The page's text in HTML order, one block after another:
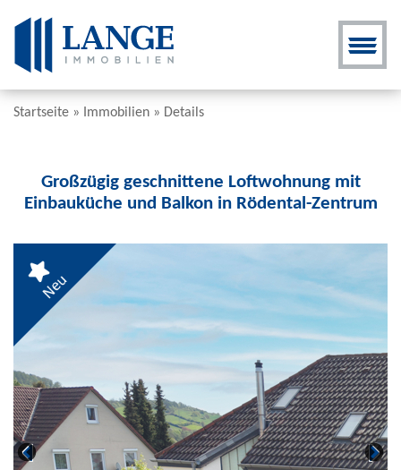
Startseite » Immobilien » Details
Großzügig geschnittene Loftwohnung mit
Einbauküche und Balkon in Rödental-Zentrum